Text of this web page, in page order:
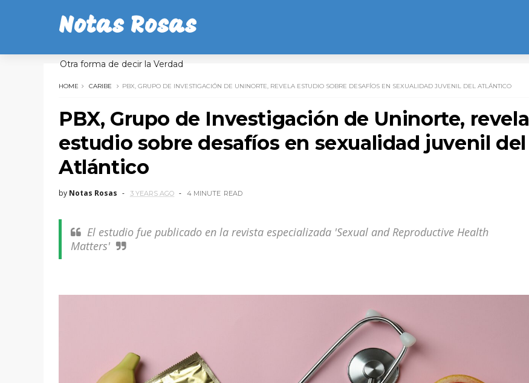
Notas Rosas
Otra forma de decir la Verdad
HOME CARIBE PBX, GRUPO DE INVESTIGACIÓN DE UNINORTE, REVELA ESTUDIO SOBRE DESAFÍOS EN SEXUALIDAD JUVENIL DEL ATLÁNTICO
PBX, Grupo de Investigación de Uninorte, revela
estudio sobre desafíos en sexualidad juvenil del
Atlántico
by Notas Rosas 3 YEARS AGO 4 MINUTE READ
El estudio fue publicado en la revista especializada 'Sexual and Reproductive Health
Matters'